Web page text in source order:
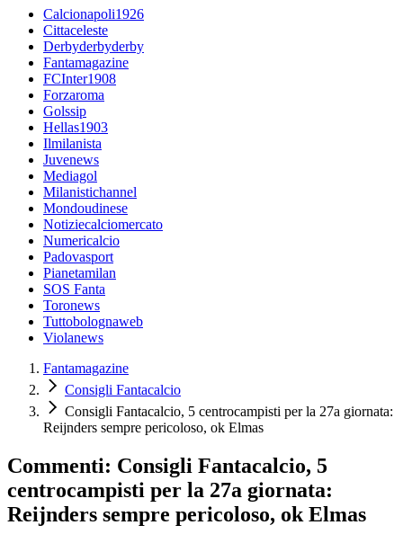
Calcionapoli1926
Cittaceleste
Derbyderbyderby
Fantamagazine
FCInter1908
Forzaroma
Golssip
Hellas1903
Ilmilanista
Juvenews
Mediagol
Milanistichannel
Mondoudinese
Notiziecalciomercato
Numericalcio
Padovasport
Pianetamilan
SOS Fanta
Toronews
Tuttobolognaweb
Violanews
Fantamagazine
Consigli Fantacalcio
Consigli Fantacalcio, 5 centrocampisti per la 27a giornata:
Reijnders sempre pericoloso, ok Elmas
Commenti: Consigli Fantacalcio, 5
centrocampisti per la 27a giornata:
Reijnders sempre pericoloso, ok Elmas